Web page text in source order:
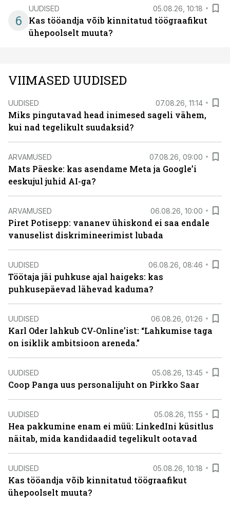
6
UUDISED 05.08.26, 10:18
Kas tööandja võib kinnitatud töögraafikut
ühepoolselt muuta?
VIIMASED UUDISED
UUDISED 07.08.26, 11:14
Miks pingutavad head inimesed sageli vähem,
kui nad tegelikult suudaksid?
ARVAMUSED 07.08.26, 09:00
Mats Päeske: kas asendame Meta ja Google’i
eeskujul juhid AI-ga?
ARVAMUSED 06.08.26, 10:00
Piret Potisepp: vananev ühiskond ei saa endale
vanuselist diskrimineerimist lubada
UUDISED 06.08.26, 08:46
Töötaja jäi puhkuse ajal haigeks: kas
puhkusepäevad lähevad kaduma?
UUDISED 06.08.26, 01:26
Karl Oder lahkub CV-Online’ist: “Lahkumise taga
on isiklik ambitsioon areneda.”
UUDISED 05.08.26, 13:45
Coop Panga uus personalijuht on Pirkko Saar
UUDISED 05.08.26, 11:55
Hea pakkumine enam ei müü: LinkedIni küsitlus
näitab, mida kandidaadid tegelikult ootavad
UUDISED 05.08.26, 10:18
Kas tööandja võib kinnitatud töögraafikut
ühepoolselt muuta?